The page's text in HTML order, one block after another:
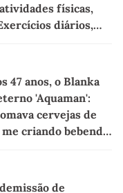
físicas,
diários,
47 anos, o Blanka
'Aquaman':
cervejas de
criando bebendo
de